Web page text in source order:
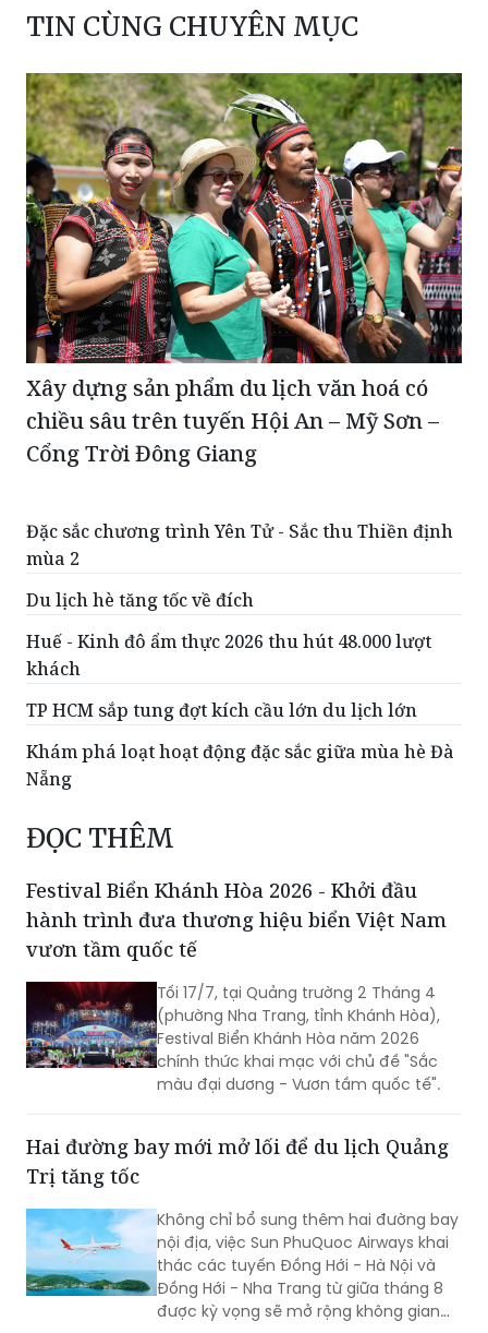
TIN CÙNG CHUYÊN MỤC
Xây dựng sản phẩm du lịch văn hoá có
chiều sâu trên tuyến Hội An – Mỹ Sơn –
Cổng Trời Đông Giang
Đặc sắc chương trình Yên Tử - Sắc thu Thiền định
mùa 2
Du lịch hè tăng tốc về đích
Huế - Kinh đô ẩm thực 2026 thu hút 48.000 lượt
khách
TP HCM sắp tung đợt kích cầu lớn du lịch lớn
Khám phá loạt hoạt động đặc sắc giữa mùa hè Đà
Nẵng
ĐỌC THÊM
Festival Biển Khánh Hòa 2026 - Khởi đầu
hành trình đưa thương hiệu biển Việt Nam
vươn tầm quốc tế
Tối 17/7, tại Quảng trường 2 Tháng 4
(phường Nha Trang, tỉnh Khánh Hòa),
Festival Biển Khánh Hòa năm 2026
chính thức khai mạc với chủ đề "Sắc
màu đại dương - Vươn tầm quốc tế".
Hai đường bay mới mở lối để du lịch Quảng
Trị tăng tốc
Không chỉ bổ sung thêm hai đường bay
nội địa, việc Sun PhuQuoc Airways khai
thác các tuyến Đồng Hới - Hà Nội và
Đồng Hới - Nha Trang từ giữa tháng 8
được kỳ vọng sẽ mở rộng không gian